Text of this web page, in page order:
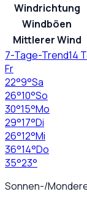
Windrichtung
Windböen
Mittlerer Wind
7-Tage-Trend14
Fr
22°9°Sa
26°10°So
30°15°Mo
29°17°Di
26°12°Mi
36°14°Do
35°23°
Sonnen-/